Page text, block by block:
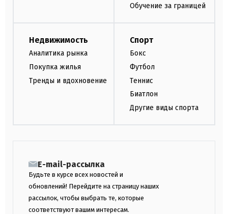
Обучение за границей
Недвижимость
Аналитика рынка
Покупка жилья
Тренды и вдохновение
Спорт
Бокс
Футбол
Теннис
Биатлон
Другие виды спорта
E-mail-рассылка
Будьте в курсе всех новостей и
обновлений! Перейдите на страницу наших
рассылок, чтобы выбрать те, которые
соответствуют вашим интересам.